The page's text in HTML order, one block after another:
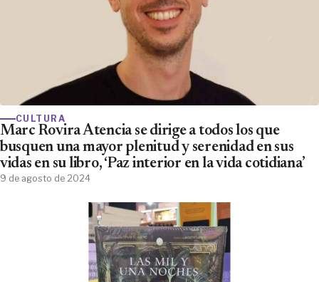
CULTURA
Marc Rovira Atencia se dirige a todos los que
busquen una mayor plenitud y serenidad en sus
vidas en su libro, ‘Paz interior en la vida cotidiana’
9 de agosto de 2024